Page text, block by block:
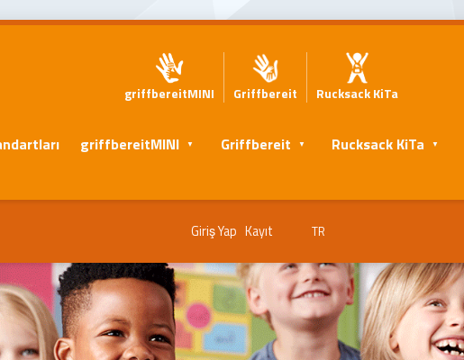
griffbereitMINI Griffbereit Rucksack KiTa
griffbereitMINI Griffbereit Rucksack KiTa
Giriş Yap Kayıt TR